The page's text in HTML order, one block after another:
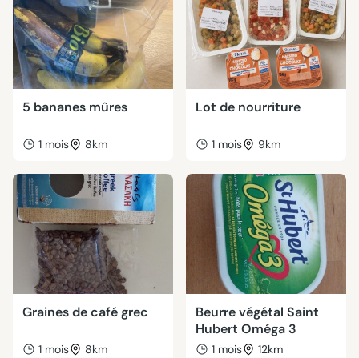
5 bananes mûres
1 mois 8km
Lot de nourriture
1 mois 9km
Graines de café grec
1 mois 8km
Beurre végétal Saint
Hubert Oméga 3
1 mois 12km